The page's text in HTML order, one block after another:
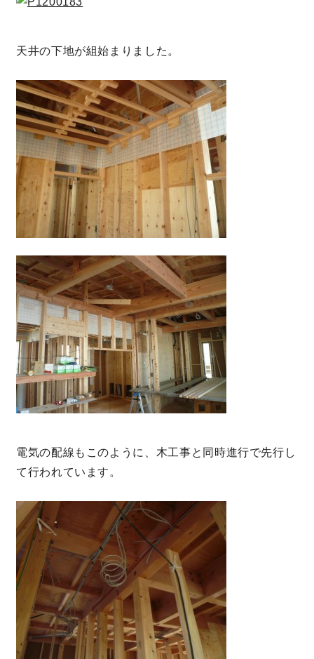
サイトマップ プライバシーポリシー
よくある質問
天井の下地が組始まりました。
電気の配線もこのように、木工事と同時進行で先行し
て行われています。